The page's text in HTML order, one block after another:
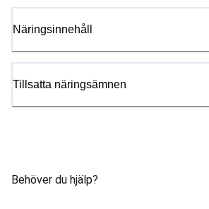
Näringsinnehåll
Tillsatta näringsämnen
Behöver du hjälp?